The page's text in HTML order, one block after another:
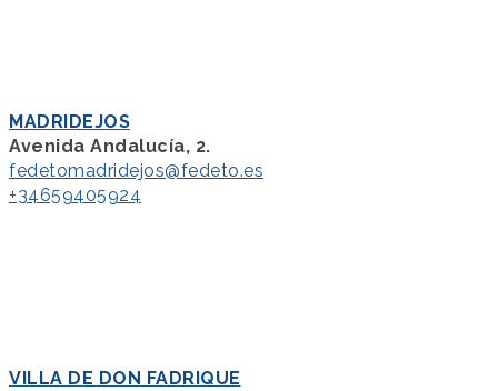
MADRIDEJOS
Avenida Andalucía, 2.
fedetomadridejos@fedeto.es
+34659405924
VILLA DE DON FADRIQUE